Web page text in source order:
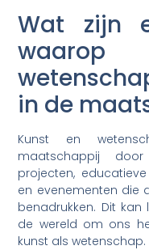
Wat zijn
in de
Kunst en
maatschappij
projecten,
en evenementen die
benadrukken. Dit
de wereld om ons
kunst als wetenschap.